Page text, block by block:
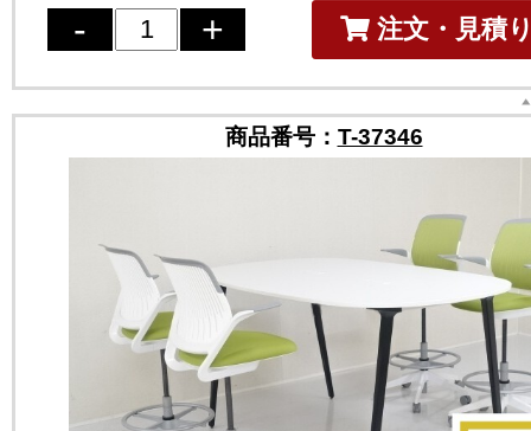
注文・見積
商品番号： T-37346